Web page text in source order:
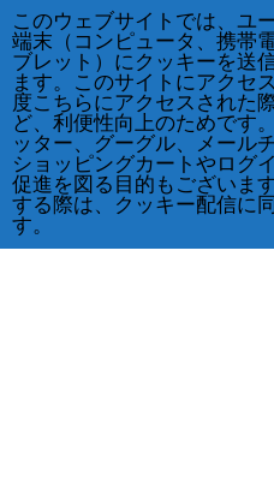
このウェブサイトでは、ユ
端末（コンピュータ、携帯
ブレット）にクッキーを送
ます。このサイトにアクセ
度こちらにアクセスされた
ど、利便性向上のためです
ッター、グーグル、メール
ショッピングカートやログ
促進を図る目的もございま
する際は、クッキー配信に
す。